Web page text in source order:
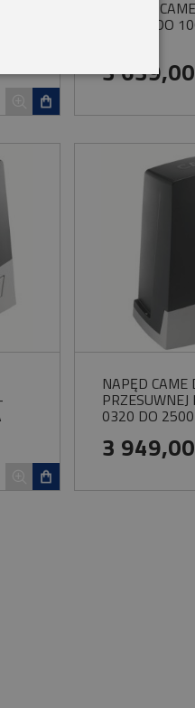
ZESTAW
ATOMO DO
3
NAPĘD CAME
0320 DO
3